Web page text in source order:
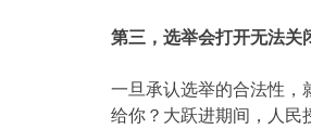
第三，选举会打开无法关
一旦承认选举的合法性，
给你？大跃进期间，人民